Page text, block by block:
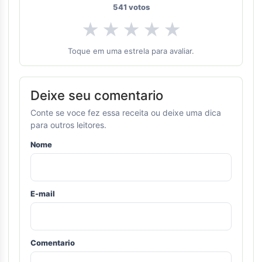
541 votos
★ ★ ★ ★ ★
Toque em uma estrela para avaliar.
Deixe seu comentario
Conte se voce fez essa receita ou deixe uma dica
para outros leitores.
Nome
E-mail
Comentario